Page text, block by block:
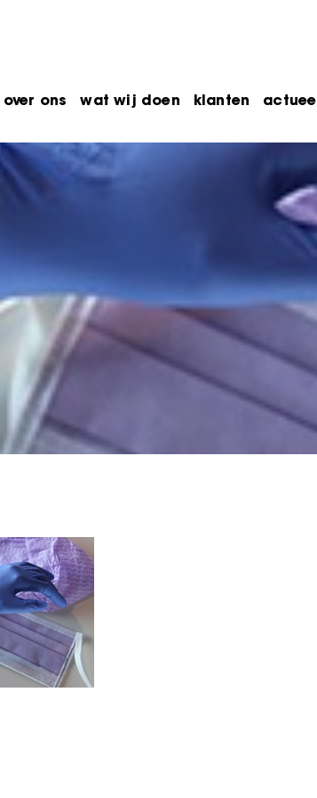
over ons wat wij doen klanten actueel